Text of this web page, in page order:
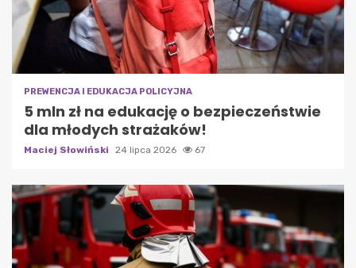
PREWENCJA I EDUKACJA POLICYJNA
5 mln zł na edukację o bezpieczeństwie
dla młodych strażaków!
Maciej Słowiński 24 lipca 2026 67